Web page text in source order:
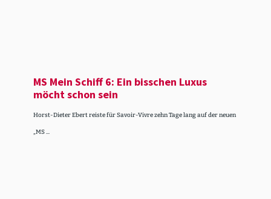
MS Mein Schiff 6: Ein bisschen Luxus
möcht schon sein
Horst-Dieter Ebert reiste für Savoir-Vivre zehn Tage lang auf der neuen
„MS ...